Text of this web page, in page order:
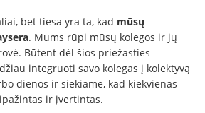
bet tiesa yra ta, kad mūsų
. Mums rūpi mūsų kolegos ir jų
Būtent dėl šios priežasties
integruoti savo kolegas į kolektyvą
dienos ir siekiame, kad kiekvienas
ir įvertintas.